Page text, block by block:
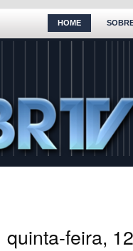
HOME
quinta-feira,